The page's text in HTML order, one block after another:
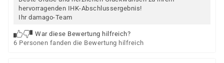
hervorragenden IHK-Abschlussergebnis!
Ihr damago-Team
War diese Bewertung hilfreich?
6 Personen fanden die Bewertung hilfreich